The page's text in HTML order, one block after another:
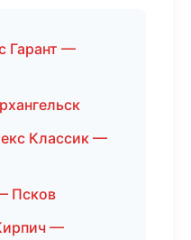
Гарант —
Классик —
Псков
—